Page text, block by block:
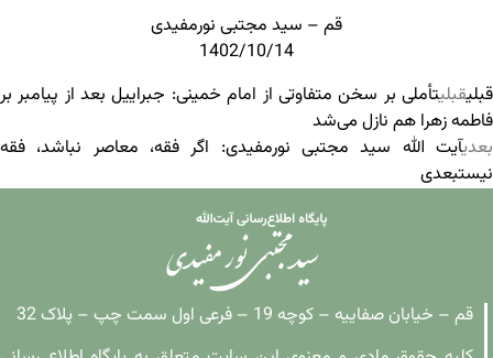
قم – سید مجتبی نورمفیدی
1402/10/14
قبلیقبلیتأملی بر سخن متفاوتی از امام خمینی: جبراییل بعد از پیامبر بر
فاطمه زهرا هم نازل می‌شد
بعدیآیت الله سید مجتبی نورمفیدی: اگر فقه، معاصر نباشد، فقه
نیستبعدی
قم – خیابان صفاییه – کوچه 19 – فرعی اول سمت چپ – پلاک 32